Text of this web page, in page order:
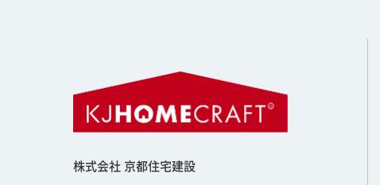
株式会社 京都住宅建設